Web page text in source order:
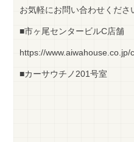
お気軽にお問い合わせくださ
■市ヶ尾センタービルC店舗
https://
■カーサウチノ201号室